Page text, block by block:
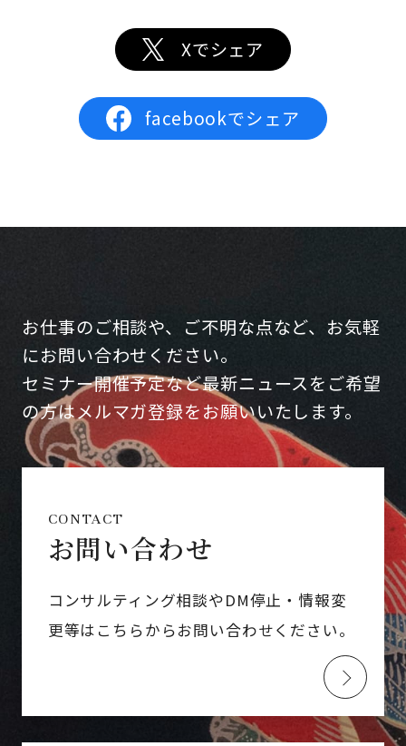
Xでシェア
facebookでシェア
お仕事のご相談や、ご不明な点など、お気軽
にお問い合わせください。
セミナー開催予定など最新ニュースをご希望
の方はメルマガ登録をお願いいたします。
CONTACT
お問い合わせ
コンサルティング相談やDM停止・情報変
更等はこちらからお問い合わせください。